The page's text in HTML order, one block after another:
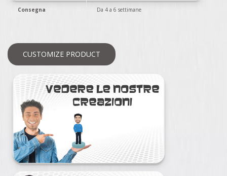
Consegna Da 4 a 6 settimane
CUSTOMIZE PRODUCT